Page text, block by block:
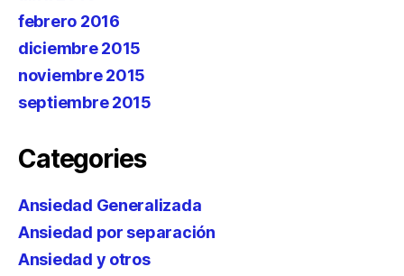
febrero 2016
diciembre 2015
noviembre 2015
septiembre 2015
Categories
Ansiedad Generalizada
Ansiedad por separación
Ansiedad y otros